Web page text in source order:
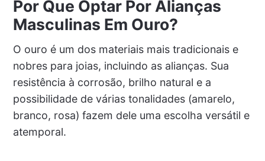
Por Que Optar Por Alianças
Masculinas Em Ouro?
O ouro é um dos materiais mais tradicionais e
nobres para joias, incluindo as alianças. Sua
resistência à corrosão, brilho natural e a
possibilidade de várias tonalidades (amarelo,
branco, rosa) fazem dele uma escolha versátil e
atemporal.